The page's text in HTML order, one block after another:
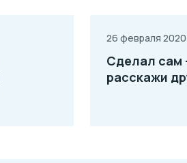
26 февраля 2020
Сделал сам
расскажи